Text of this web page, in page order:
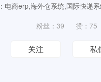
电商erp,海外仓系统,国际快递
粉丝：39 赞：75
关注 私